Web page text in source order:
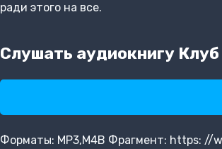
ради этого на все.
Слушать аудиокнигу
Форматы: MP3,M4B Фрагмент: https: //